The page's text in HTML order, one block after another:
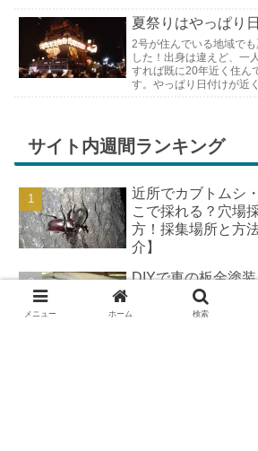
夏祭りはやっぱり
2号が住んでいる地域で
した！出身は違えど、一
すれば既に20年近く住ん
す。やっぱり日付けが近
サイト内週間ランキング
近所でカブトムシ
こで採れる？穴場
方！採集場所と方
介】
DIYで車の板金塗
メニュー ホーム 検索